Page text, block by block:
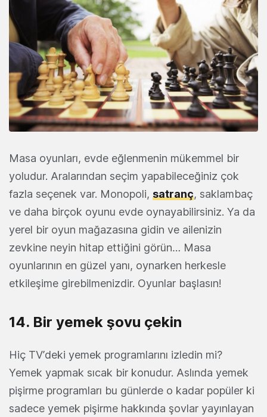
Masa oyunları, evde eğlenmenin mükemmel bir
yoludur. Aralarından seçim yapabileceğiniz çok
fazla seçenek var. Monopoli, satranç, saklambaç
ve daha birçok oyunu evde oynayabilirsiniz. Ya da
yerel bir oyun mağazasına gidin ve ailenizin
zevkine neyin hitap ettiğini görün… Masa
oyunlarının en güzel yanı, oynarken herkesle
etkileşime girebilmenizdir. Oyunlar başlasın!
14. Bir yemek şovu çekin
Hiç TV’deki yemek programlarını izledin mi?
Yemek yapmak sıcak bir konudur. Aslında yemek
pişirme programları bu günlerde o kadar popüler ki
sadece yemek pişirme hakkında şovlar yayınlayan